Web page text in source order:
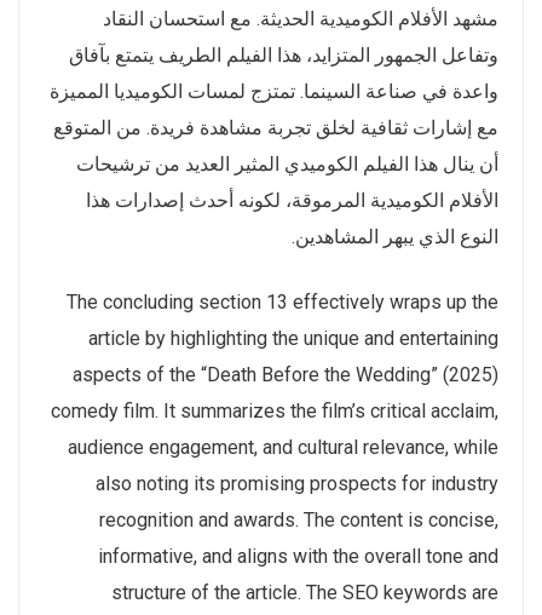
مشهد الأفلام الكوميدية الحديثة. مع استحسان النقاد
وتفاعل الجمهور المتزايد، هذا الفيلم الطريف يتمتع بآفاق
واعدة في صناعة السينما. تمتزج لمسات الكوميديا المميزة
مع إشارات ثقافية لخلق تجربة مشاهدة فريدة. من المتوقع
أن ينال هذا الفيلم الكوميدي المثير العديد من ترشيحات
الأفلام الكوميدية المرموقة، لكونه أحدث إصدارات هذا
النوع الذي يبهر المشاهدين.
The concluding section 13 effectively wraps up the
article by highlighting the unique and entertaining
aspects of the “Death Before the Wedding” (2025)
comedy film. It summarizes the film’s critical acclaim,
audience engagement, and cultural relevance, while
also noting its promising prospects for industry
recognition and awards. The content is concise,
informative, and aligns with the overall tone and
structure of the article. The SEO keywords are